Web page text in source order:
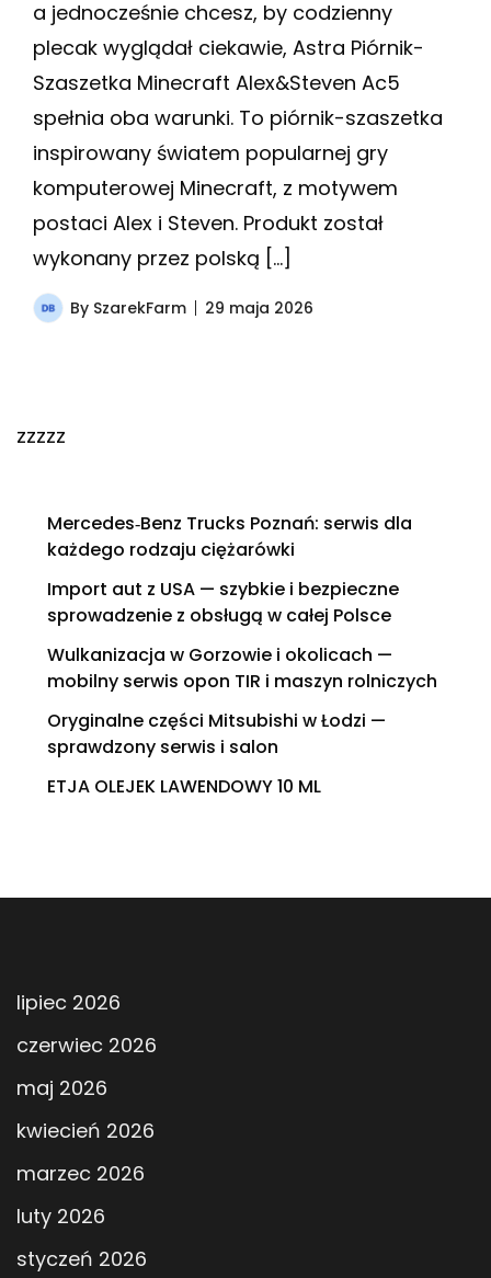
a jednocześnie chcesz, by codzienny
plecak wyglądał ciekawie, Astra Piórnik-
Szaszetka Minecraft Alex&Steven Ac5
spełnia oba warunki. To piórnik-szaszetka
inspirowany światem popularnej gry
komputerowej Minecraft, z motywem
postaci Alex i Steven. Produkt został
wykonany przez polską […]
By SzarekFarm 29 maja 2026
zzzzz
Mercedes‑Benz Trucks Poznań: serwis dla
każdego rodzaju ciężarówki
Import aut z USA — szybkie i bezpieczne
sprowadzenie z obsługą w całej Polsce
Wulkanizacja w Gorzowie i okolicach —
mobilny serwis opon TIR i maszyn rolniczych
Oryginalne części Mitsubishi w Łodzi —
sprawdzony serwis i salon
ETJA OLEJEK LAWENDOWY 10 ML
lipiec 2026
czerwiec 2026
maj 2026
kwiecień 2026
marzec 2026
luty 2026
styczeń 2026